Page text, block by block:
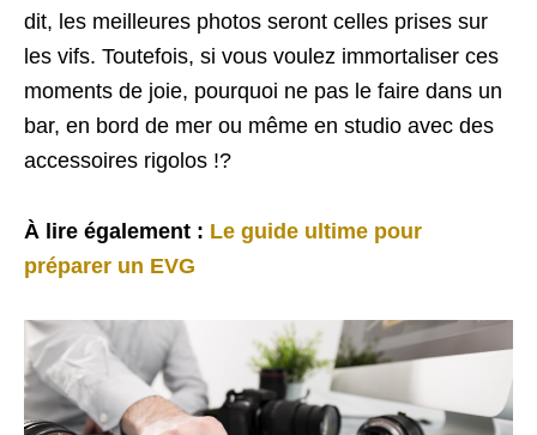
dit, les meilleures photos seront celles prises sur
les vifs. Toutefois, si vous voulez immortaliser ces
moments de joie, pourquoi ne pas le faire dans un
bar, en bord de mer ou même en studio avec des
accessoires rigolos !?
À lire également : Le guide ultime pour
préparer un EVG